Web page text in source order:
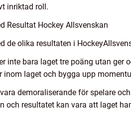
inriktad roll.
Resultat Hockey Allsvenskan
de olika resultaten i
inte bara laget tre poäng utan
laget och bygga upp
demoraliserande för spelare
och resultatet kan vara att laget